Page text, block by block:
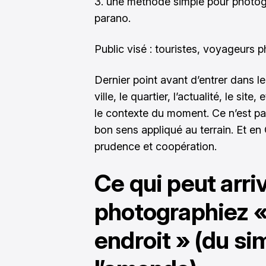
parano.
Public visé : touristes, voyageurs
Dernier point avant d’entrer dans
ville, le quartier, l’actualité, le site,
le contexte du moment. Ce n’est
bon sens appliqué au terrain. Et
prudence et coopération.
Ce qui peut
photographiez
endroit » (du